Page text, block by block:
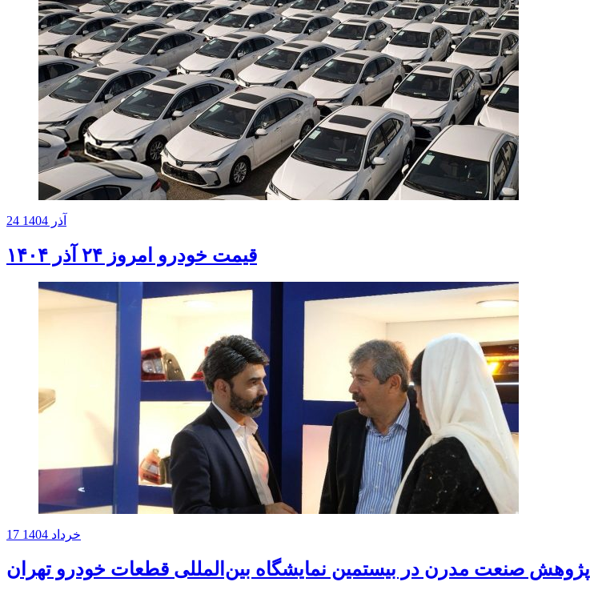
24 آذر 1404
قیمت خودرو امروز ۲۴ آذر ۱۴۰۴
17 خرداد 1404
پژوهش صنعت مدرن در بیستمین نمایشگاه بین‌المللی قطعات خودرو تهران